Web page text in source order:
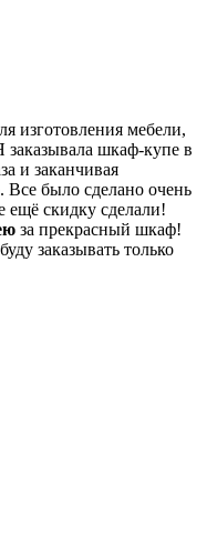
изготовления мебели,
шкаф-купе в
и заканчивая
было сделано очень
ещё скидку сделали!
за прекрасный шкаф!
заказывать только